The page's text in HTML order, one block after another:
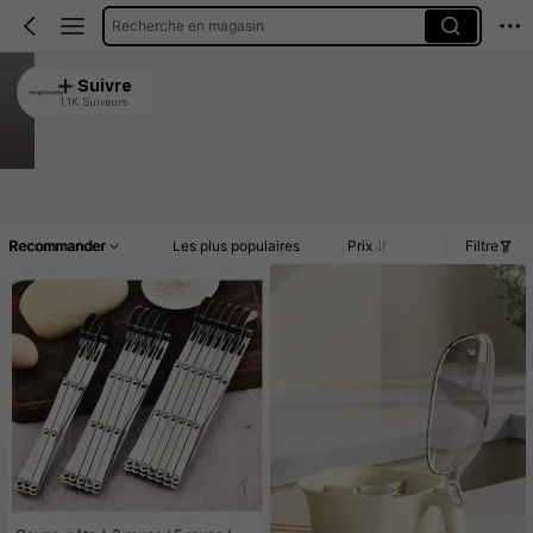
Recherche en magasin
hangzhoujieba
4.90
Suivre
1.1K Suiveurs
Recommander Les plus populaires Prix Filtre